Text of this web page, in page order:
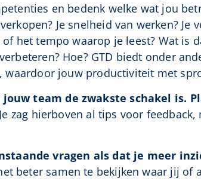
en bedenk welke wat jou
Je snelheid van werken?
het tempo waarop je leest? Wat is
Hoe? GTD biedt onder
waardoor jouw productiviteit met
team de zwakste schakel is.
zag hierboven al tips voor
vragen als dat je meer
beter samen te bekijken waar jij of